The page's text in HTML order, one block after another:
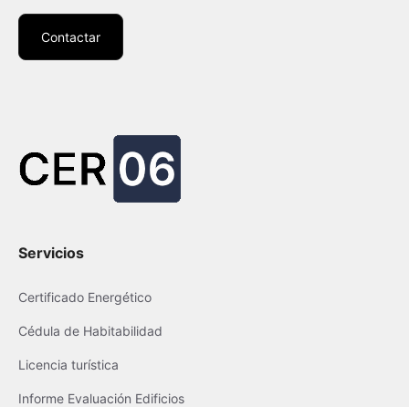
Contactar
Servicios
Certificado Energético
Cédula de Habitabilidad
Licencia turística
Informe Evaluación Edificios